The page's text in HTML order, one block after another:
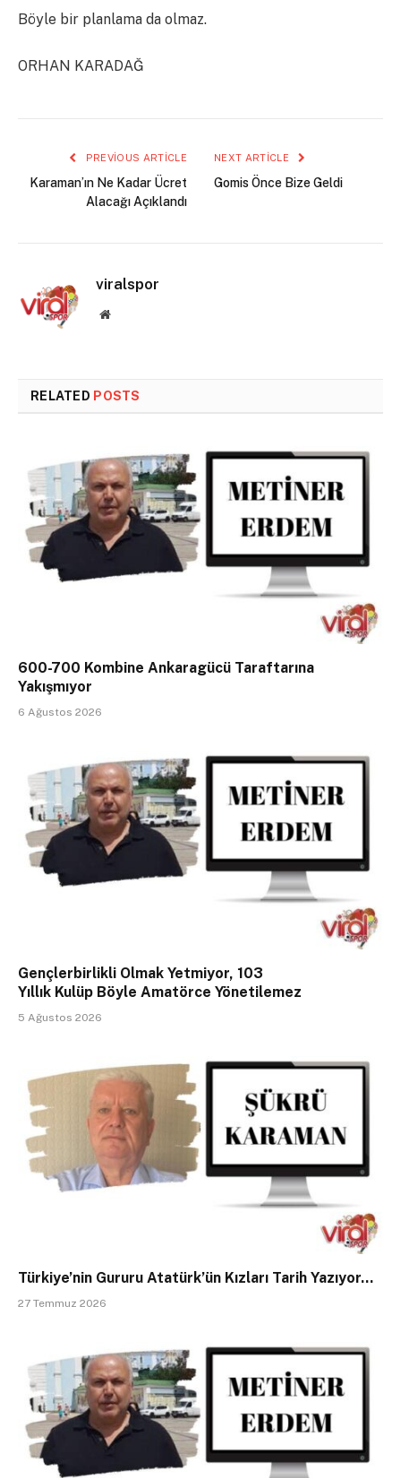
Böyle bir planlama da olmaz.
ORHAN KARADAĞ
PREVIOUS ARTICLE
Karaman’ın Ne Kadar Ücret
Alacağı Açıklandı
NEXT ARTICLE
Gomis Önce Bize Geldi
viralspor
Website
RELATED POSTS
600-700 Kombine Ankaragücü Taraftarına
Yakışmıyor
6 Ağustos 2026
Gençlerbirlikli Olmak Yetmiyor, 103
Yıllık Kulüp Böyle Amatörce Yönetilemez
5 Ağustos 2026
Türkiye’nin Gururu Atatürk’ün Kızları Tarih Yazıyor…
27 Temmuz 2026